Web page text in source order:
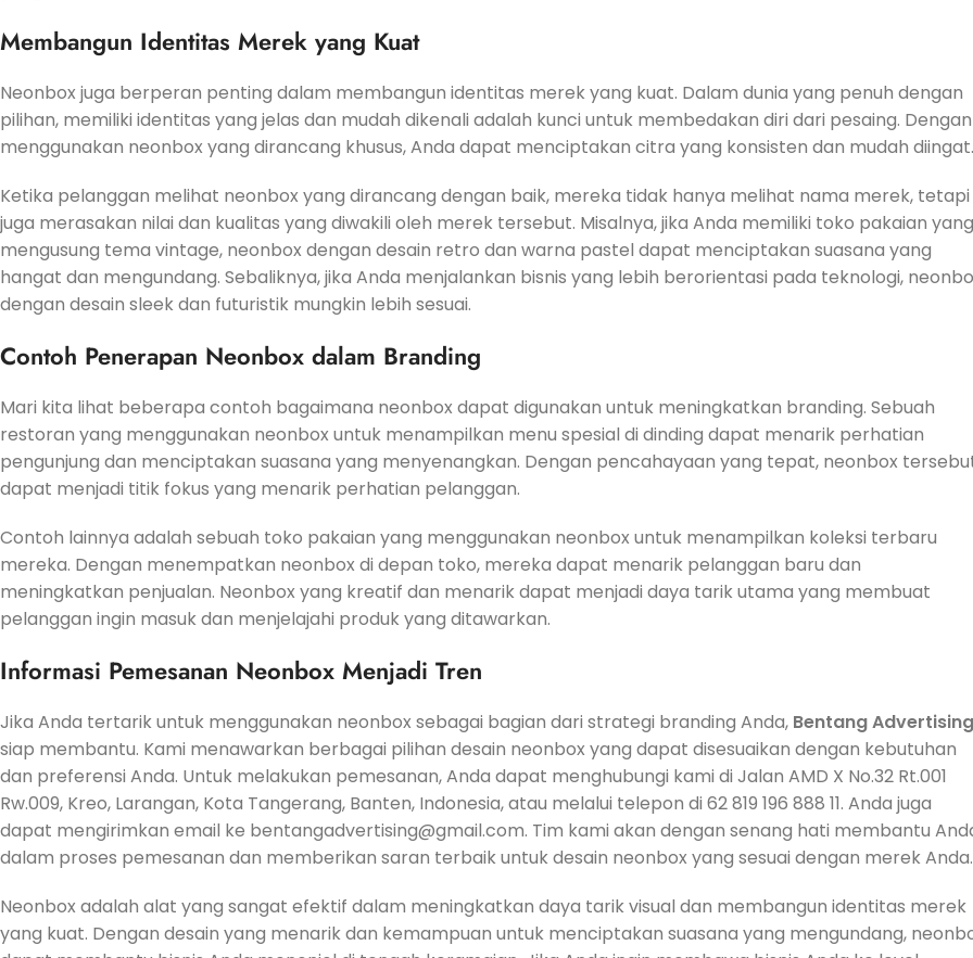
Membangun Identitas Merek yang Kuat
Neonbox juga berperan penting dalam membangun identitas merek yang kuat. Dalam dunia yang penuh dengan
pilihan, memiliki identitas yang jelas dan mudah dikenali adalah kunci untuk membedakan diri dari pesaing. Dengan
menggunakan neonbox yang dirancang khusus, Anda dapat menciptakan citra yang konsisten dan mudah diingat.
Ketika pelanggan melihat neonbox yang dirancang dengan baik, mereka tidak hanya melihat nama merek, tetapi
juga merasakan nilai dan kualitas yang diwakili oleh merek tersebut. Misalnya, jika Anda memiliki toko pakaian yang
mengusung tema vintage, neonbox dengan desain retro dan warna pastel dapat menciptakan suasana yang
hangat dan mengundang. Sebaliknya, jika Anda menjalankan bisnis yang lebih berorientasi pada teknologi,
dengan desain sleek dan futuristik mungkin lebih sesuai.
Contoh Penerapan Neonbox dalam Branding
Mari kita lihat beberapa contoh bagaimana neonbox dapat digunakan untuk meningkatkan branding. Sebuah
restoran yang menggunakan neonbox untuk menampilkan menu spesial di dinding dapat menarik perhatian
pengunjung dan menciptakan suasana yang menyenangkan. Dengan pencahayaan yang tepat, neonbox
dapat menjadi titik fokus yang menarik perhatian pelanggan.
Contoh lainnya adalah sebuah toko pakaian yang menggunakan neonbox untuk menampilkan koleksi terbaru
mereka. Dengan menempatkan neonbox di depan toko, mereka dapat menarik pelanggan baru dan
meningkatkan penjualan. Neonbox yang kreatif dan menarik dapat menjadi daya tarik utama yang membuat
pelanggan ingin masuk dan menjelajahi produk yang ditawarkan.
Informasi Pemesanan Neonbox Menjadi Tren
Jika Anda tertarik untuk menggunakan neonbox sebagai bagian dari strategi branding Anda, Bentang Advertising
siap membantu. Kami menawarkan berbagai pilihan desain neonbox yang dapat disesuaikan dengan kebutuhan
dan preferensi Anda. Untuk melakukan pemesanan, Anda dapat menghubungi kami di Jalan AMD X No.32 Rt.001
Rw.009, Kreo, Larangan, Kota Tangerang, Banten, Indonesia, atau melalui telepon di 62 819 196 888 11. Anda juga
dapat mengirimkan email ke bentangadvertising@gmail.com. Tim kami akan dengan senang hati membantu
dalam proses pemesanan dan memberikan saran terbaik untuk desain neonbox yang sesuai dengan merek Anda.
Neonbox adalah alat yang sangat efektif dalam meningkatkan daya tarik visual dan membangun identitas merek
yang kuat. Dengan desain yang menarik dan kemampuan untuk menciptakan suasana yang mengundang,